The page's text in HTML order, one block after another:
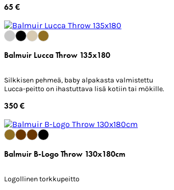
65 €
Balmuir Lucca Throw 135x180
Silkkisen pehmeä, baby alpakasta valmistettu
Lucca-peitto on ihastuttava lisä kotiin tai mökille.
350 €
Balmuir B-Logo Throw 130x180cm
Logollinen torkkupeitto